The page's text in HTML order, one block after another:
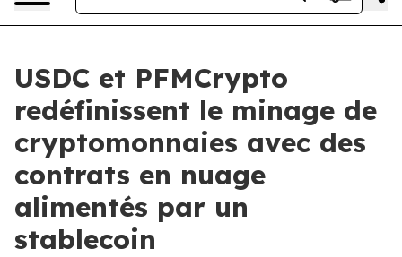
USDC et PFMCrypto
redéfinissent le minage de
cryptomonnaies avec des
contrats en nuage
alimentés par un
stablecoin